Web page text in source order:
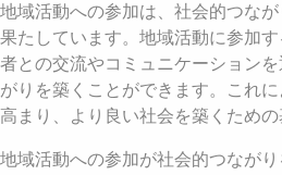
地域活動への参加は、社会的つな
果たしています。地域活動に参加
者との交流やコミュニケーション
がりを築くことができます。これ
高まり、より良い社会を築くための
地域活動への参加が社会的つなが